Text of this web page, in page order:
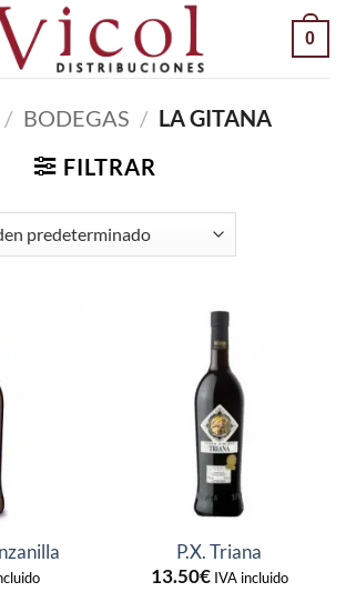
0
/ BODEGAS / LA GITANA
FILTRAR
P.X. Triana
13.50€ IVA incluido